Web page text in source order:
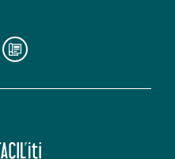
lien vers le blog la redoute